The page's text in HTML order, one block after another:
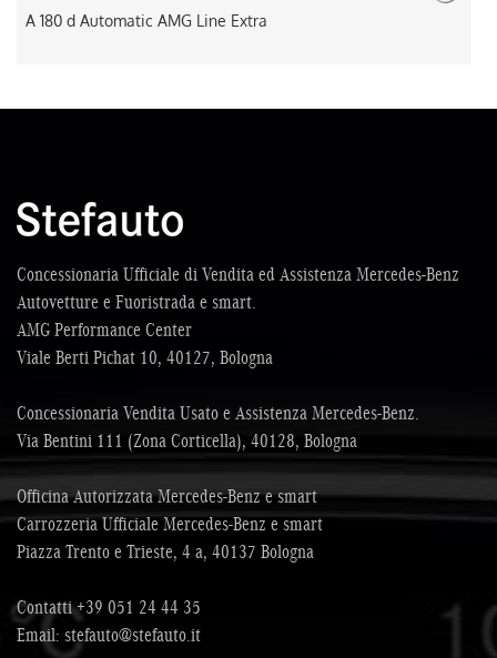
GLB 200 Automatic Advanced Plus
Concessionaria Ufficiale di Vendita ed Assistenza Mercedes-Benz
Autovetture e Fuoristrada e smart.
AMG Performance Center
Viale Berti Pichat 10, 40127, Bologna
Concessionaria Vendita Usato e Assistenza Mercedes-Benz.
Via Bentini 111 (Zona Corticella), 40128, Bologna
Officina Autorizzata Mercedes-Benz e smart
Carrozzeria Ufficiale Mercedes-Benz e smart
Piazza Trento e Trieste, 4 a, 40137 Bologna
Contatti+39 051 24 44 35
Email: stefauto@stefauto.it